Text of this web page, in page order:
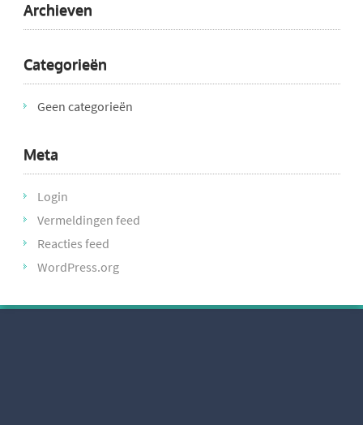
Archieven
Categorieën
Geen categorieën
Meta
Login
Vermeldingen feed
Reacties feed
WordPress.org